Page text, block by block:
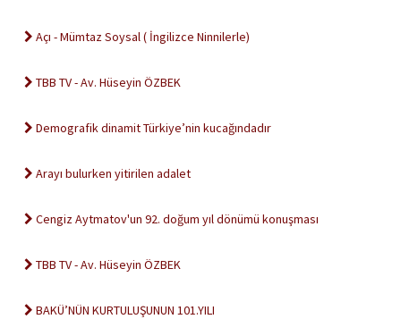
Açı - Mümtaz Soysal ( İngilizce Ninnilerle)
TBB TV - Av. Hüseyin ÖZBEK
Demografik dinamit Türkiye’nin kucağındadır
Arayı bulurken yitirilen adalet
Cengiz Aytmatov'un 92. doğum yıl dönümü konuşması
TBB TV - Av. Hüseyin ÖZBEK
BAKÜ’NÜN KURTULUŞUNUN 101.YILI